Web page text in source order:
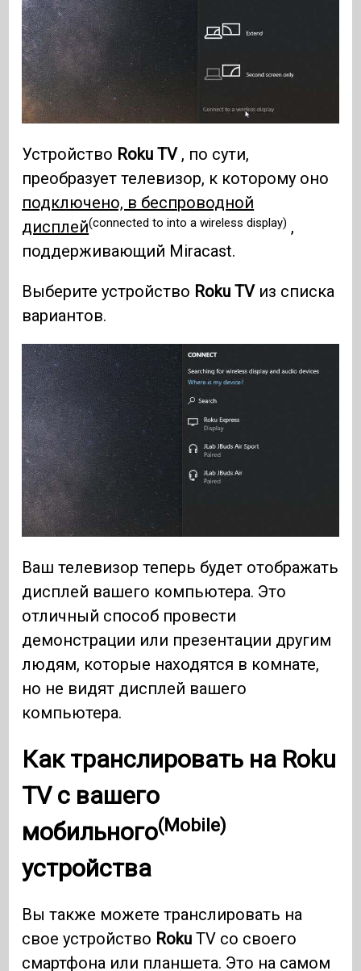
Устройство Roku TV, по сути,
преобразует телевизор, к которому оно
подключено, в беспроводной
дисплей(connected to into a wireless display) ,
поддерживающий Miracast.
Выберите устройство Roku TVиз списка
вариантов.
Ваш телевизор теперь будет отображать
дисплей вашего компьютера. Это
отличный способ провести
демонстрации или презентации другим
людям, которые находятся в комнате,
но не видят дисплей вашего
компьютера.
Как транслировать на Roku
TV с вашего
мобильного(Mobile)
устройства
Вы также можете транслировать на
свое устройство Roku TV со своего
смартфона или планшета. Это на самом